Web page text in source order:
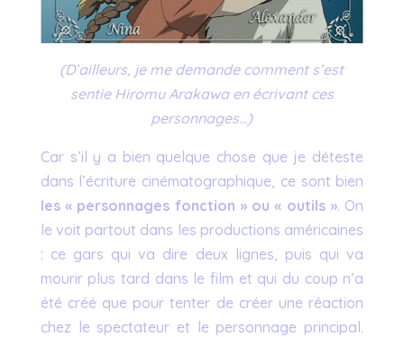
(D’ailleurs, je me demande comment s’est
sentie Hiromu Arakawa en écrivant ces
personnages…)
Car s’il y a bien quelque chose que je déteste
dans l’écriture cinématographique, ce sont bien
les « personnages fonction » ou « outils ». On
le voit partout dans les productions américaines
: ce gars qui va dire deux lignes, puis qui va
mourir plus tard dans le film et qui du coup n’a
été créé que pour tenter de créer une réaction
chez le spectateur et le personnage principal.